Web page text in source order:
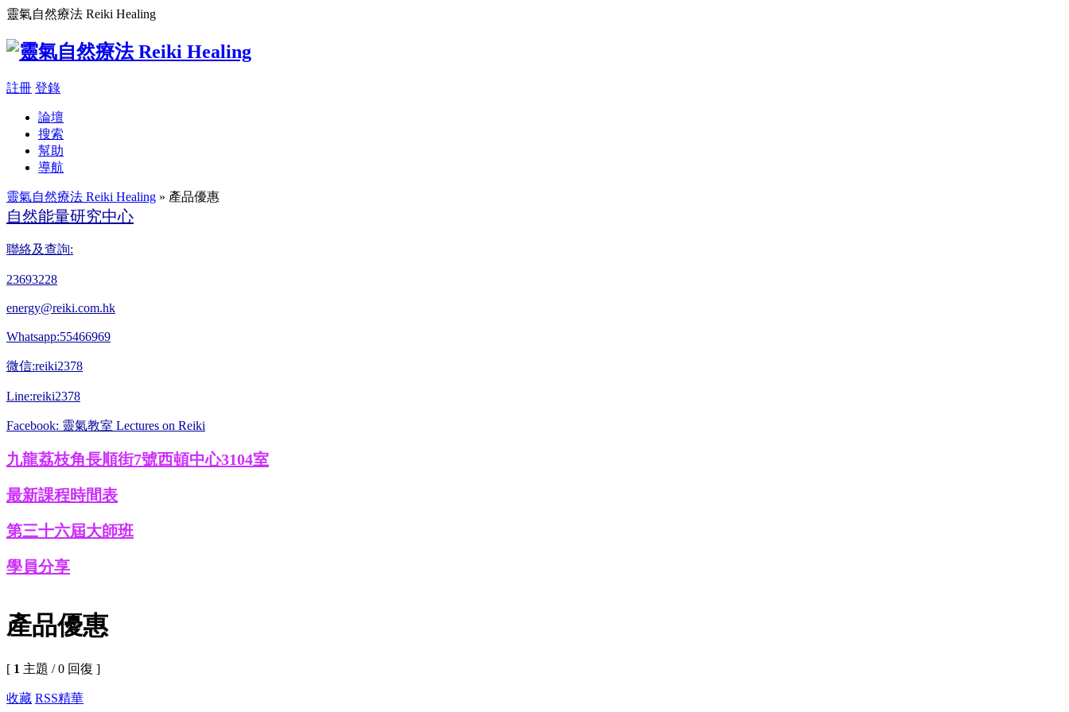
靈氣自然療法 Reiki Healing
註冊 登錄
論壇
搜索
幫助
導航
靈氣自然療法 Reiki Healing » 產品優惠
自然能量研究中心
聯絡及查詢:
23693228
energy@reiki.com.hk
Whatsapp:55466969
微信:reiki2378
Line:reiki2378
Facebook: 靈氣教室 Lectures on Reiki
九龍荔枝角長順街7號西頓中心3104室
最新課程時間表
第三十六屆大師班
學員分享
產品優惠
[ 1 主題 / 0 回復 ]
收藏 RSS精華